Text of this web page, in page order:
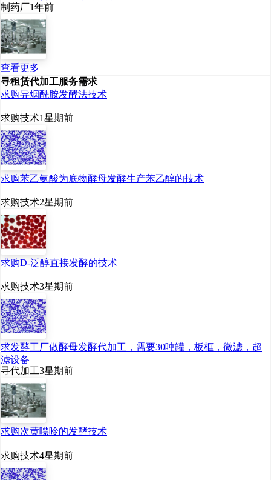
制药厂1年前
查看更多
寻租赁代加工服务需求
求购异烟酰胺发酵法技术
求购技术1星期前
求购苯乙氨酸为底物酵母发酵生产苯乙醇的技术
求购技术2星期前
求购D-泛醇直接发酵的技术
求购技术3星期前
求发酵工厂做酵母发酵代加工，需要30吨罐，板框，微滤，超
滤设备
寻代加工3星期前
求购次黄嘌呤的发酵技术
求购技术4星期前